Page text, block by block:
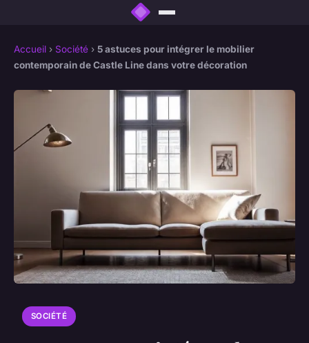
Accueil › Société › 5 astuces pour intégrer le mobilier
contemporain de Castle Line dans votre décoration
SOCIÉTÉ